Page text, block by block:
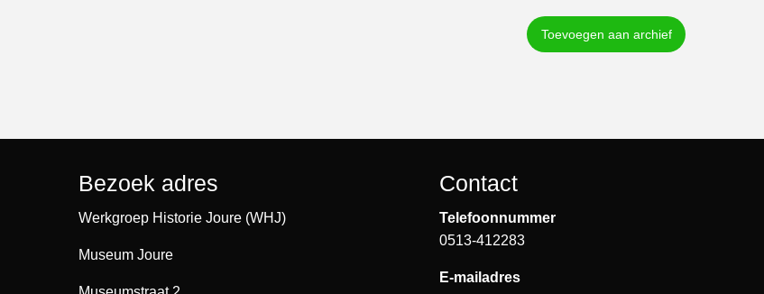
Toevoegen aan archief
Bezoek adres
Werkgroep Historie Joure (WHJ)
Museum Joure
Contact
Telefoonnummer
0513-412283
E-mailadres